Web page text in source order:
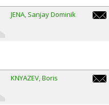
JENA Sanjay Dominik
KNYAZEV Boris